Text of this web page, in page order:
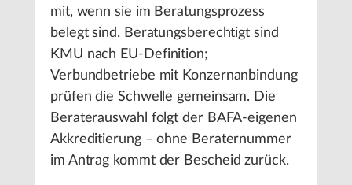
mit, wenn sie im Beratungsprozess
belegt sind. Beratungsberechtigt sind
KMU nach EU-Definition;
Verbundbetriebe mit Konzernanbindung
prüfen die Schwelle gemeinsam. Die
Beraterauswahl folgt der BAFA-eigenen
Akkreditierung – ohne Beraternummer
im Antrag kommt der Bescheid zurück.